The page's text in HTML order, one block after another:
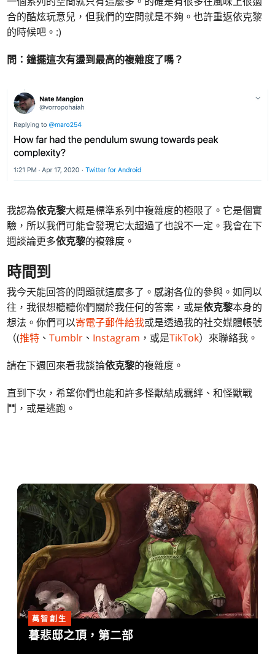
合的酷炫玩意兒，但我們的空間就是不夠。也許重返依克黎
的時候吧。:)
問：鐘擺這次有盪到最高的複雜度了嗎？
我認為依克黎大概是標準系列中複雜度的極限了。它是個實
驗，所以我們可能會發現它太超過了也說不一定。我會在下
週談論更多依克黎的複雜度。
時間到
我今天能回答的問題就這麼多了。感謝各位的參與。如同以
往，我很想聽聽你們關於我任何的答案，或是依克黎本身的
想法。你們可以寄電子郵件給我或是透過我的社交媒體帳號
（(推特 、Tumblr 、 Instagram ，或是TikTok）來聯絡我。
請在下週回來看我談論依克黎的複雜度。
直到下次，希望你們也能和許多怪獸結成羈絆、和怪獸戰
鬥，或是逃跑。
萬智創生
暮悲邸之頂，第二部